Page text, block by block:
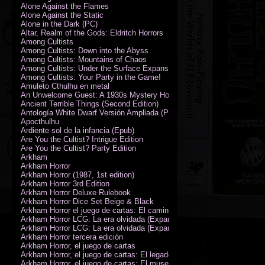
Alone Against the Flames
Alone Against the Static
Alone in the Dark (PC)
Altar, Realm of the Gods: Eldritch Horrors
Among Cultists
Among Cultists: Down into the Abyss
Among Cultists: Mountains of Chaos
Among Cultists: Under the Surface Expansion
Among Cultists: Your Party in the Game!
Amuleto Cthulhu en metal
An Unwelcome Guest: A 1930s Mystery Horror Adventure RPG
Ancient Terrible Things (Second Edition)
Antología White Dwarf Versión Ampliada (PDF)
Apocthulhu
Ardiente sol de la infancia (Epub)
Are You the Cultist? Intrigue Edition
Are You the Cultist? Party Edition
Arkham
Arkham Horror
Arkham Horror (1987, 1st edition)
Arkham Horror 3rd Edition
Arkham Horror Deluxe Rulebook
Arkham Horror Dice Set Beige & Black
Arkham Horror el juego de cartas: El camino a Carcosa - Exp.
Arkham Horror LCG: La era olvidada (Expansión de campaña)
Arkham Horror LCG: La era olvidada (Expansión de investigadores)
Arkham Horror tercera edición
Arkham Horror, el juego de cartas
Arkham Horror, el juego de cartas: El legado de Dunwich expansión